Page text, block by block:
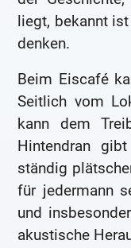
liegt, bekannt
denken.
Beim Eiscafé
Seitlich vom
kann dem
Hintendran
ständig
für jedermann
und
akustische